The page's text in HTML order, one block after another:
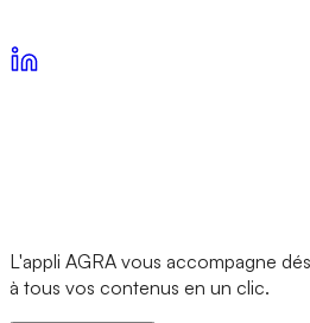
L'appli AGRA vous accompagne
à tous vos contenus en un clic.